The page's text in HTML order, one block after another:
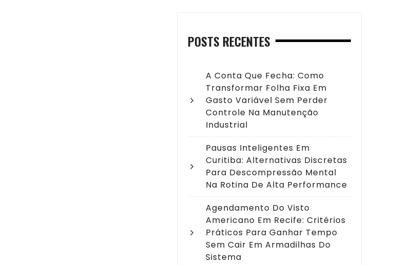
POSTS RECENTES
A Conta Que Fecha: Como
Transformar Folha Fixa Em
Gasto Variável Sem Perder
Controle Na Manutenção
Industrial
Pausas Inteligentes Em
Curitiba: Alternativas Discretas
Para Descompressão Mental
Na Rotina De Alta Performance
Agendamento Do Visto
Americano Em Recife: Critérios
Práticos Para Ganhar Tempo
Sem Cair Em Armadilhas Do
Sistema